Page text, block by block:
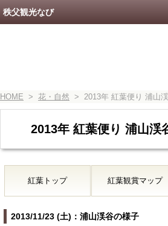
HOME > 花・自然 > 2013年 紅葉便り 浦山
2013年 紅葉便り 浦山渓
紅葉トップ 紅葉観賞マップ
2013/11/23 (土)：浦山渓谷の様子
秩父観光なび